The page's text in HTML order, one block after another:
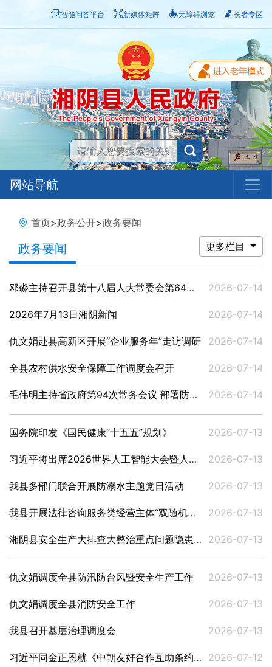
智能问答平台 新媒体矩阵 无障碍浏览 长者专区
网站导航
首页>政务公开>政务要闻
政务要闻 更多栏目
邓淼主持召开县第十八届人大常委会第64次主任（扩大)会议 2026-07-14
2026年7月13日湘阴新闻 2026-07-14
仇文娟赴县高新区开展“企业服务年”走访调研 2026-07-14
全县农村供水安全保障工作调度会召开 2026-07-14
毛伟明主持省政府第94次常务会议 部署防汛抗旱和安全生产、重点企业培育、北斗产业发展、生态绿心发展等工作 2026-07-14
国务院印发《国民健康“十五五”规划》 2026-07-13
习近平将出席2026世界人工智能大会暨人工智能全球治理高级别会议开幕式并发表主旨讲话 2026-07-13
我县多部门联合开展防溺水主题党日活动 2026-07-13
我县开展法律咨询服务类经营主体“双随机、一公开”联合检查 2026-07-13
湘阴县安全生产大排查大整治重点问题隐患商讨会召开 2026-07-13
仇文娟调度全县防汛防台风暨安全生产工作 2026-07-13
仇文娟调度全县消防安全工作 2026-07-13
我县召开基层治理调度会 2026-07-13
习近平同金正恩就《中朝友好合作互助条约》签订65周年互致贺电 2026-07-12